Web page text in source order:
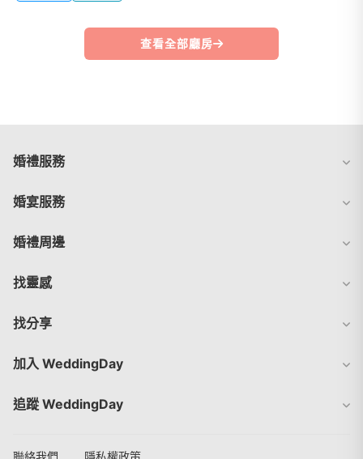
查看全部廳房
婚禮服務
婚宴服務
婚禮周邊
找靈感
找分享
加入 WeddingDay
追蹤 WeddingDay
聯絡我們 隱私權政策